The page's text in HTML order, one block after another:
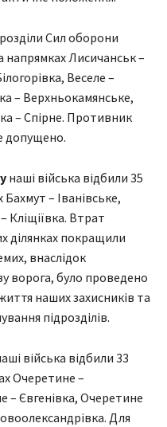
Сил оборони
напрямках Лисичанськ –
Веселе –
– Верхньокамянське,
– Спірне. Противник
допущено.
наші війська відбили 35
– Іванівське,
Кліщіївка. Втрат
ділянках покращили
внаслідок
ворога, було проведено
наших захисників та
підрозділів.
війська відбили 33
Очеретине –
– Євгенівка, Очеретине
Для